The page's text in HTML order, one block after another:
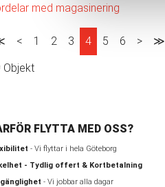
med magasinering
< 1 2 3 4 5 6 > ≫
Objekt
FLYTTA MED OSS?
- Vi flyttar i hela Göteborg
- Tydlig offert & Kortbetalning
- Vi jobbar alla dagar